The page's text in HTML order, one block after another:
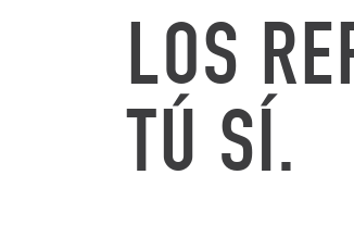
LOS
TÚ SÍ.